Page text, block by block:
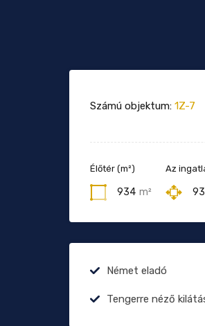
Számú objektum: 1Z-7
Élőtér (m²)
934 m²
Az
Német eladó
Tengerre néző